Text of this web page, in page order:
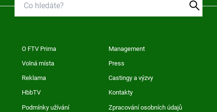
O FTV Prima Management
Volná místa Press
Reklama Castingy a výzvy
HbbTV Kontakty
Podmínky užívání Zpracování osobních údajů